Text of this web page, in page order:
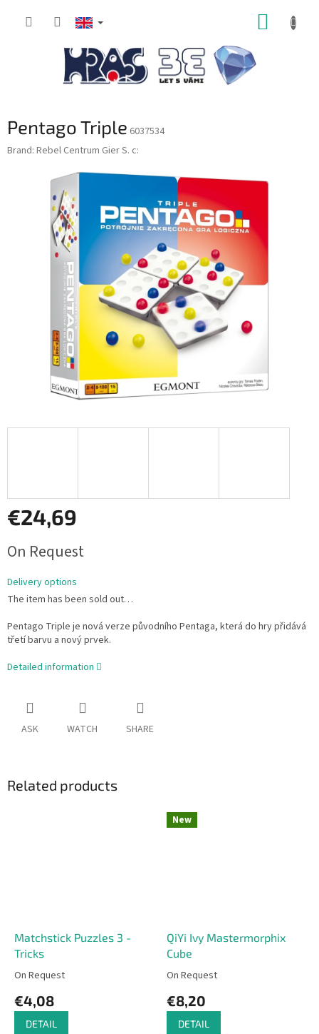
Pentago Triple 6037534
Brand: Rebel Centrum Gier S. c:
€24,69
price:
On Request
Delivery options
The item has been sold out…
Pentago Triple je nová verze původního Pentaga, která do hry přidává
třetí barvu a nový prvek.
Detailed information
ASK WATCH SHARE
Related products
Matchstick Puzzles 3 -
Tricks
On Request
€4,08
DETAIL
New
QiYi Ivy Mastermorphix
Cube
On Request
€8,20
DETAIL